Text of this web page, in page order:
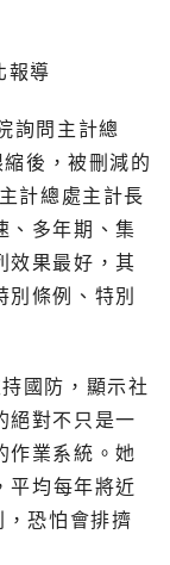
報導
詢問主計總
後，被刪減的
計總處主計長
、多年期、集
效果最好，其
條例、特別
國防，顯示社
絕對不只是一
作業系統。她
平均每年將近
恐怕會排擠